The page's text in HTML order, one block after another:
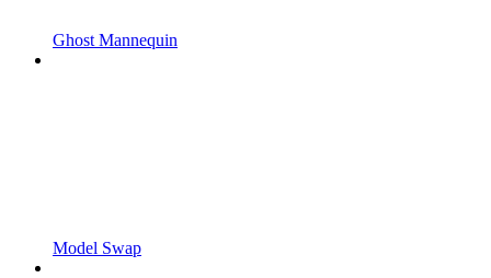
Ghost Mannequin
Model Swap